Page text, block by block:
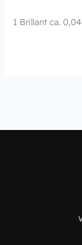
1 Brillant ca.